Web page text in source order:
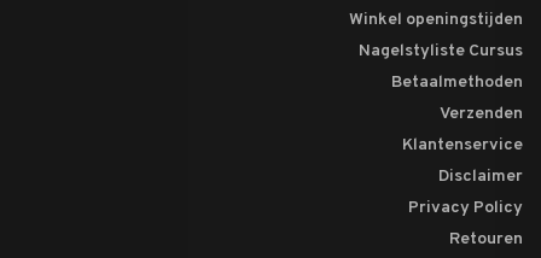
Winkel openingstijden
Nagelstyliste Cursus
Betaalmethoden
Verzenden
Klantenservice
Disclaimer
Privacy Policy
Retouren